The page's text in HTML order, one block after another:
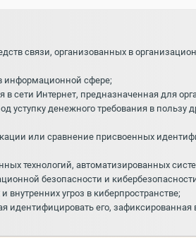
связи, организованных в
информационной сфере;
сети Интернет, предназначенная для
денежного требования в пользу
или сравнение присвоенных
технологий, автоматизированных
безопасности и
угроз в киберпространстве;
его,